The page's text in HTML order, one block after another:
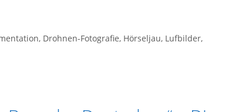
, Drohnen-Fotografie, Hörseljau, Lufbilder,